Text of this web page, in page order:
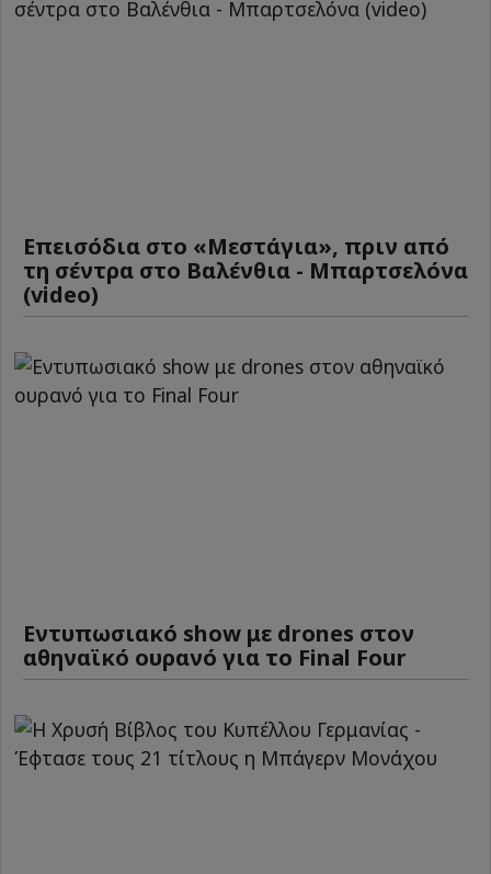
Επεισόδια στο «Μεστάγια», πριν από
τη σέντρα στο Βαλένθια - Μπαρτσελόνα
(video)
Εντυπωσιακό show με drones στον
αθηναϊκό ουρανό για το Final Four